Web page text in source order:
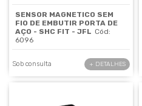
SENSOR MAGNETICO SEM
FIO DE EMBUTIR PORTA DE
AÇO - SHC FIT - JFL Cód:
6096
Sob consulta + DETALHES